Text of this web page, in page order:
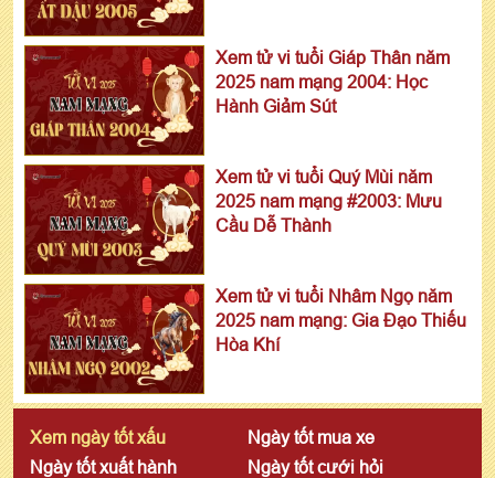
Xem tử vi tuổi Giáp Thân năm
2025 nam mạng 2004: Học
Hành Giảm Sút
Xem tử vi tuổi Quý Mùi năm
2025 nam mạng #2003: Mưu
Cầu Dễ Thành
Xem tử vi tuổi Nhâm Ngọ năm
2025 nam mạng: Gia Đạo Thiếu
Hòa Khí
Xem ngày tốt xấu
Ngày tốt mua xe
Ngày tốt xuất hành
Ngày tốt cưới hỏi